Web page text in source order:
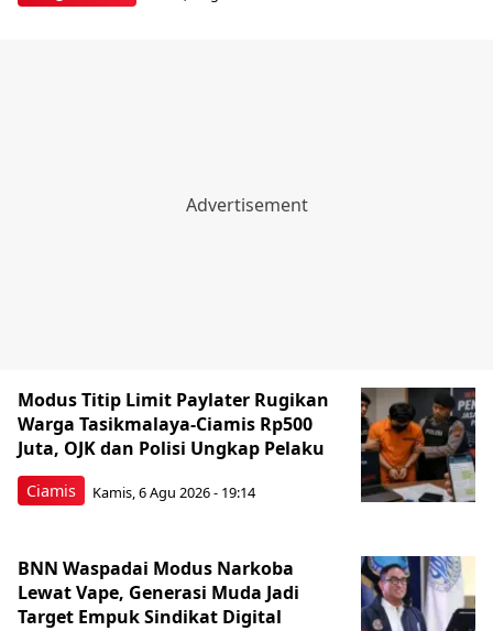
Ciamis
Modus Titip Limit Paylater Rugikan
Warga Tasikmalaya-Ciamis Rp500
Juta, OJK dan Polisi Ungkap Pelaku
Kamis, 6 Agu 2026 - 19:14
BNN Waspadai Modus Narkoba
Lewat Vape, Generasi Muda Jadi
Target Empuk Sindikat Digital